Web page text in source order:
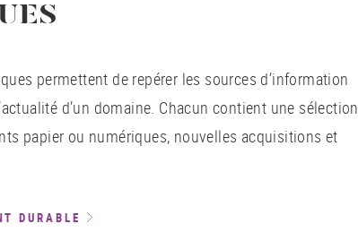
permettent de repérer les sources d’information
d’un domaine. Chacun contient une sélection
papier ou numériques, nouvelles acquisitions et
DURABLE